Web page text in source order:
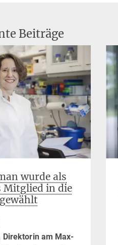
Beiträge
wurde als
Mitglied in die
Direktorin am Max-